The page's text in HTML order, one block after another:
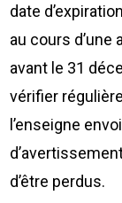
date
au cours
avant le 31
vérifier
l’enseigne
d’être perdus.